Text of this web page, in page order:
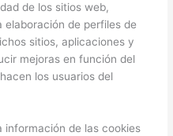
de los sitios web,
de perfiles de
sitios, aplicaciones y
mejoras en función del
los usuarios del
información de las cookies